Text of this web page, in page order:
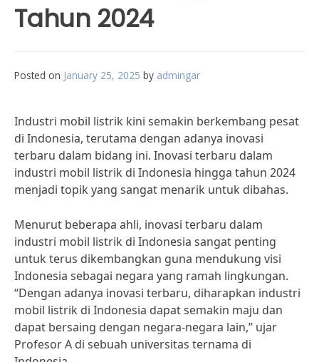
Tahun 2024
Posted on January 25, 2025 by admingar
Industri mobil listrik kini semakin berkembang pesat
di Indonesia, terutama dengan adanya inovasi
terbaru dalam bidang ini. Inovasi terbaru dalam
industri mobil listrik di Indonesia hingga tahun 2024
menjadi topik yang sangat menarik untuk dibahas.
Menurut beberapa ahli, inovasi terbaru dalam
industri mobil listrik di Indonesia sangat penting
untuk terus dikembangkan guna mendukung visi
Indonesia sebagai negara yang ramah lingkungan.
“Dengan adanya inovasi terbaru, diharapkan industri
mobil listrik di Indonesia dapat semakin maju dan
dapat bersaing dengan negara-negara lain,” ujar
Profesor A di sebuah universitas ternama di